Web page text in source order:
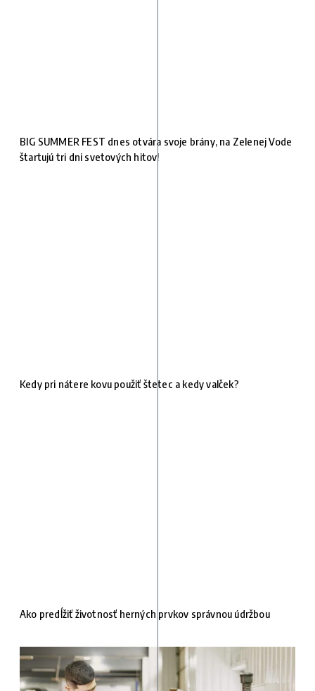
BIG SUMMER FEST dnes otvára svoje brány, na Zelenej Vode
štartujú tri dni svetových hitov!
Kedy pri nátere kovu použiť štetec a kedy valček?
Ako predĺžiť životnosť herných prvkov správnou údržbou